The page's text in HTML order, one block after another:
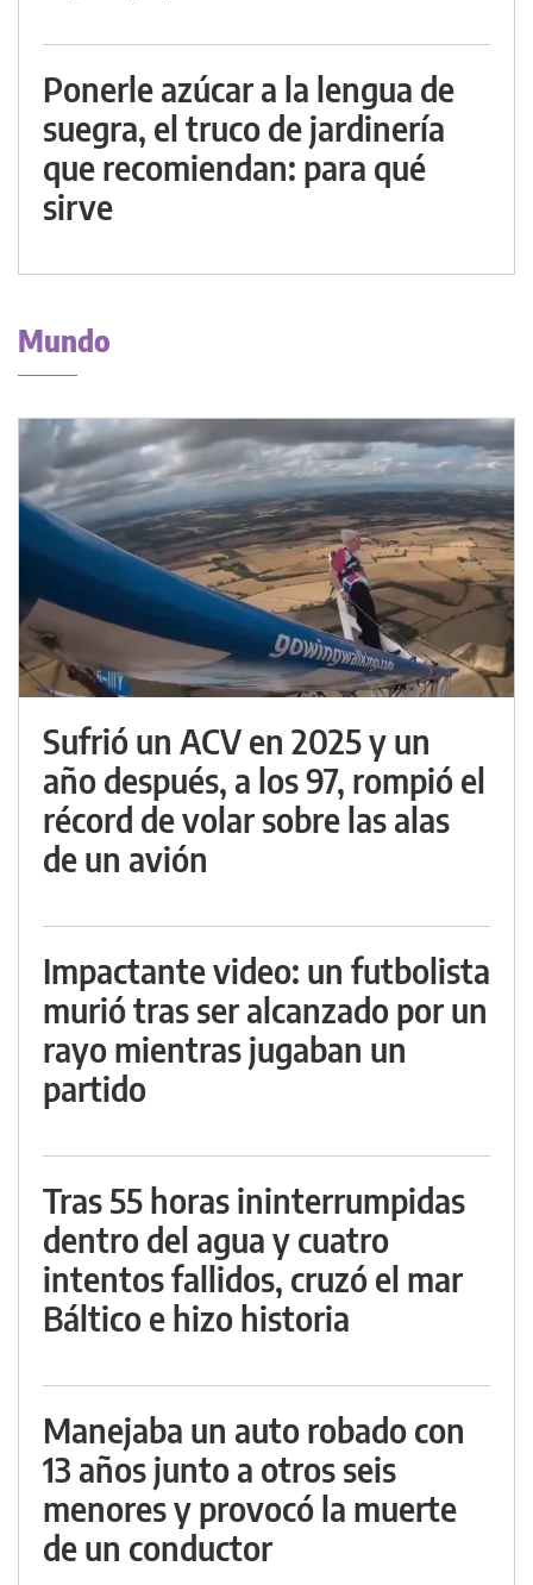
Ponerle azúcar a la lengua de
suegra, el truco de jardinería
que recomiendan: para qué
sirve
Mundo
Sufrió un ACV en 2025 y un
año después, a los 97, rompió el
récord de volar sobre las alas
de un avión
Impactante video: un futbolista
murió tras ser alcanzado por un
rayo mientras jugaban un
partido
Tras 55 horas ininterrumpidas
dentro del agua y cuatro
intentos fallidos, cruzó el mar
Báltico e hizo historia
Manejaba un auto robado con
13 años junto a otros seis
menores y provocó la muerte
de un conductor